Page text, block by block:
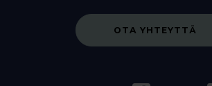
OTA YHTEYTTÄ